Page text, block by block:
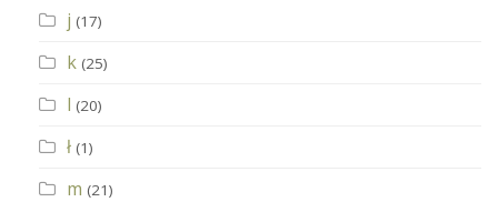
j (17)
k (25)
l (20)
ł (1)
m (21)